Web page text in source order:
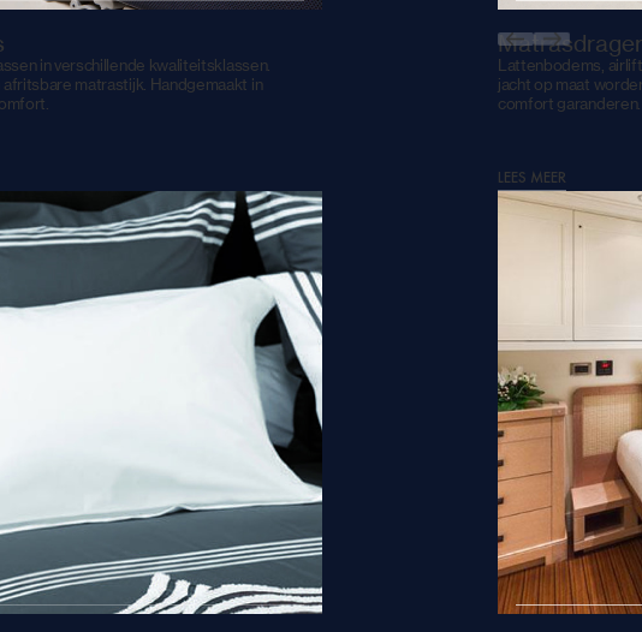
in verschillende kwaliteitsklassen.
matrastijk. Handgemaakt in
Lattenbodems,
jacht op maat
comfort garanderen.
LEES MEER